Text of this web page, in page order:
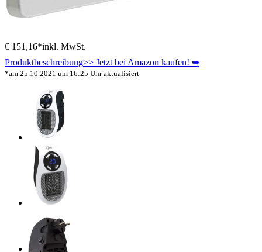
€ 151,16*inkl. MwSt.
Produktbeschreibung>> Jetzt bei Amazon kaufen! ➥
*am 25.10.2021 um 16:25 Uhr aktualisiert